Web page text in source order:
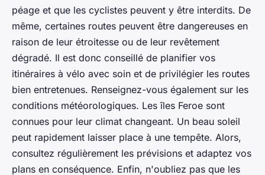
péage et que les cyclistes peuvent y être interdits. De
même, certaines routes peuvent être dangereuses en
raison de leur étroitesse ou de leur revêtement
dégradé. Il est donc conseillé de planifier vos
itinéraires à vélo avec soin et de privilégier les routes
bien entretenues. Renseignez-vous également sur les
conditions météorologiques. Les îles Feroe sont
connues pour leur climat changeant. Un beau soleil
peut rapidement laisser place à une tempête. Alors,
consultez régulièrement les prévisions et adaptez vos
plans en conséquence. Enfin, n'oubliez pas que les